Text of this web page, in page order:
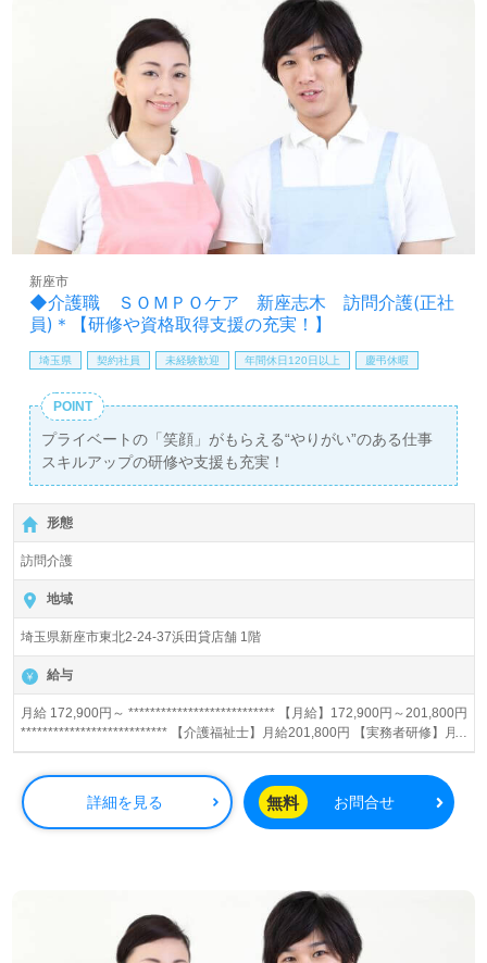
◆介護職 ＳＯＭＰＯケア 新座志木 訪問介護(正社
員)＊【研修や資格取得支援の充実！】
新座市
埼玉県 契約社員 未経験歓迎 年間休日120日以上 慶弔休暇
POINT
プライベートの「笑顔」がもらえる“やりがい”のある仕事
スキルアップの研修や支援も充実！
形態
訪問介護
地域
埼玉県新座市東北2-24-37浜田貸店舗 1階
給与
月給 172,900円～ *************************** 【月給】172,900円～201,800円
*************************** 【介護福祉士】月給201,800円 【実務者研修】月
給187,400円 【初任者研修】月給172,900円 【賞与】あり（年2回） ※精皆
勤手当、日祝手当（月平均2回分）等、毎月支払われる手当を含みます。 ■
精皆勤手当…6,000円/月 ■日祝手当…2,000円/回 ◎残業時は別途時間外手当
支給（超過1分～）
詳細を見る 無料 お問合せ